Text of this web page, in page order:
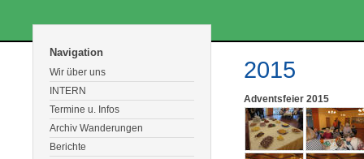
Navigation
Wir über uns
INTERN
Termine u. Infos
Archiv Wanderungen
Berichte
2015
Adventsfeier 2015